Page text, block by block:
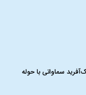
سماواتی با حوله